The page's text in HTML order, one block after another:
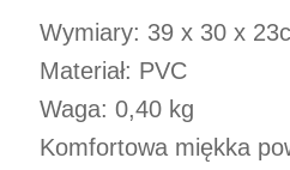
Wymiary: 39 x 30 x
Materiał: PVC
Waga: 0,40 kg
Komfortowa miękka